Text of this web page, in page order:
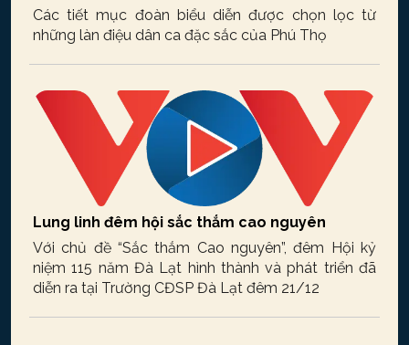
Các tiết mục đoàn biểu diễn được chọn lọc từ
những làn điệu dân ca đặc sắc của Phú Thọ
Lung linh đêm hội sắc thắm cao nguyên
Với chủ đề “Sắc thắm Cao nguyên”, đêm Hội kỷ
niệm 115 năm Đà Lạt hình thành và phát triển đã
diễn ra tại Trường CĐSP Đà Lạt đêm 21/12